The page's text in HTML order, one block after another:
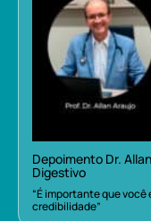
Depoimento Dr.
Digestivo
“É importante que
credibilidade”